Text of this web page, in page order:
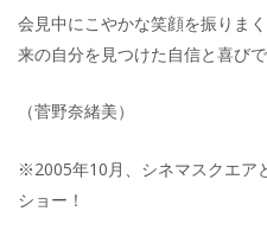
会見中にこやかな笑顔を振りま
来の自分を見つけた自信と喜び
（菅野奈緒美）
※2005年10月、シネマスクエア
ショー！